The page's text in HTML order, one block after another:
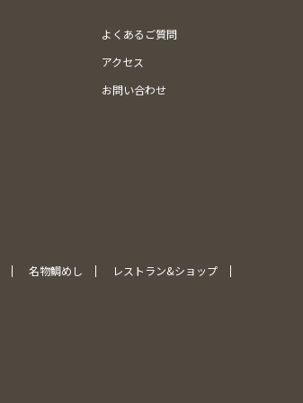
よくあるご質問
アクセス
お問い合わせ
名物鯛めし
レストラン&ショップ